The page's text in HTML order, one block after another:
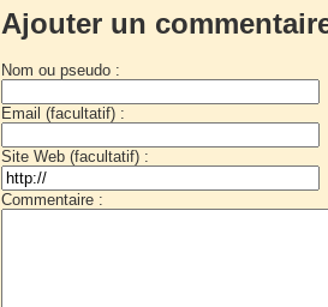
Ajouter un
Nom ou pseudo :
Email (facultatif) :
Site Web (facultatif) :
Commentaire :